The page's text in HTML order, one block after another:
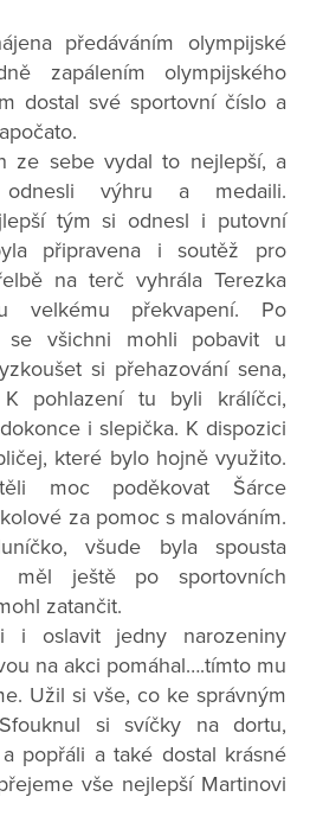
předáváním olympijské
zapálením olympijského
dostal své sportovní číslo a
ze sebe vydal to nejlepší, a
výhru a medaili.
tým si odnesl i putovní
připravena i soutěž pro
na terč vyhrála Terezka
velkému překvapení. Po
se všichni mohli pobavit u
si přehazování sena,
pohlazení tu byli králíčci,
i slepička. K dispozici
které bylo hojně využito.
moc poděkovat Šárce
za pomoc s malováním.
všude byla spousta
měl ještě po sportovních
zatančit.
i oslavit jedny narozeniny
na akci pomáhal….tímto mu
Užil si vše, co ke správným
si svíčky na dortu,
popřáli a také dostal krásné
vše nejlepší Martinovi